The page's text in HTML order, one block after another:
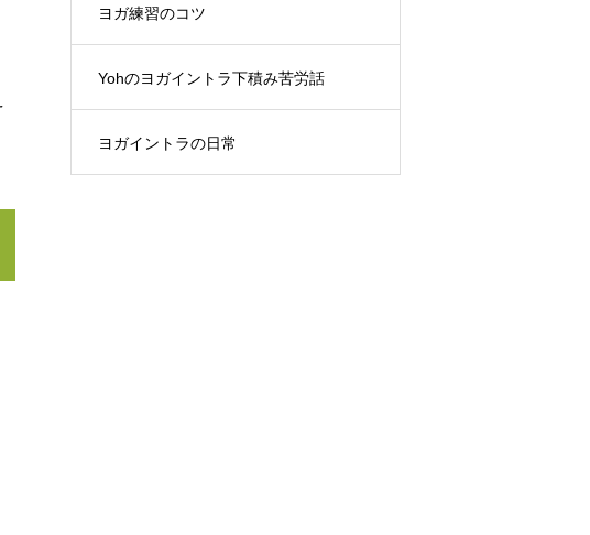
ヨガ練習のコツ
Yohのヨガイントラ下積み苦労話
ヨガイントラの日常